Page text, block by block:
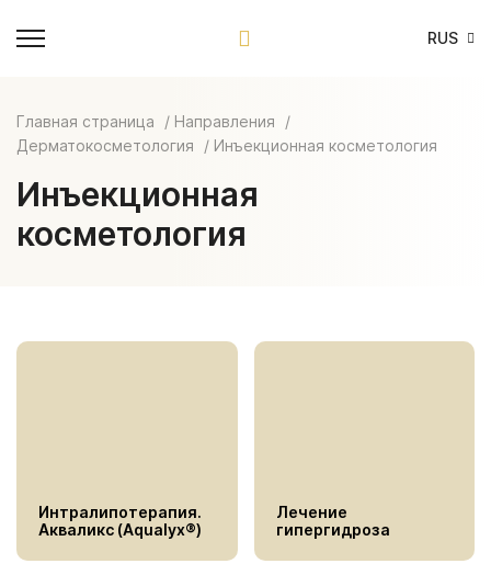
RUS
Главная страница
Направления
Дерматокосметология
Инъекционная косметология
Инъекционная
косметология
Интралипотерапия.
Акваликс (Aqualyx®)
Лечение
гипергидроза